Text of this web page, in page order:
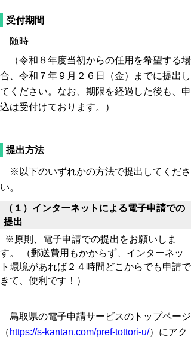
受付期間
随時
（令和８年度当初からの任用を希望する場
合、令和７年９月２６日（金）までに提出し
てください。なお、期限を経過した後も、申
込は受付けております。）
提出方法
※以下のいずれかの方法で提出してくださ
い。
（１）インターネットによる電子申請での
提出
※原則、電子申請での提出をお願いしま
す。
（郵送費用もかからず、インターネッ
ト環境があれば２４時間どこからでも申請で
きて、便利です！）
鳥取県の電子申請サービスのトップページ
（ https://s-kantan.com/pref-tottori-u/）にアク